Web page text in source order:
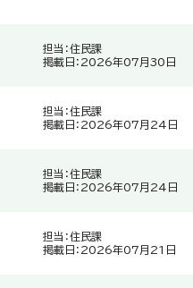
担当：住民課
掲載日：2026年07月30日
担当：住民課
掲載日：2026年07月24日
担当：住民課
掲載日：2026年07月24日
担当：住民課
掲載日：2026年07月21日